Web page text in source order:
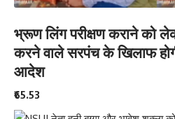
भ्रूण लिंग परीक्षण कराने को
करने वाले सरपंच के खिलाफ
आदेश
₹65.53